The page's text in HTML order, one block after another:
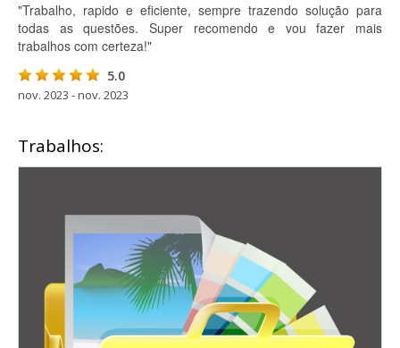
"Trabalho, rapido e eficiente, sempre trazendo solução para
todas as questões. Super recomendo e vou fazer mais
trabalhos com certeza!"
5.0
nov. 2023 - nov. 2023
Trabalhos: